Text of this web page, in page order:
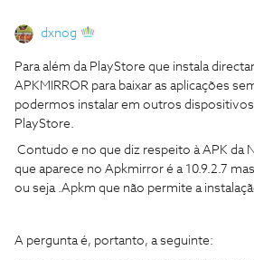
dxnog
Para além da PlayStore que instala
APKMIRROR para baixar as aplicações
podermos instalar em outros
PlayStore.
Contudo e no que diz respeito à APK da
que aparece no Apkmirror é a 10.9.2.7
ou seja .Apkm que não permite a
A pergunta é, portanto, a seguinte: